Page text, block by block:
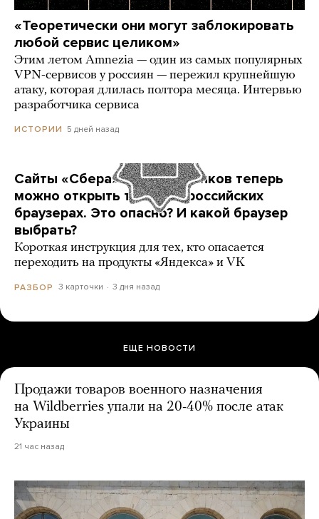
«Теоретически они могут заблокировать
любой сервис целиком»
Этим летом Amnezia — один из самых популярных
VPN-сервисов у россиян — пережил крупнейшую
атаку, которая длилась полтора месяца. Интервью
разработчика сервиса
ИСТОРИИ 5 дней назад
Сайты «Сбера» и других банков теперь
можно открыть только в российских
браузерах. Это опасно? И какой браузер
выбрать?
Короткая инструкция для тех, кто опасается
переходить на продукты «Яндекса» и VK
РАЗБОР 3 карточки 3 дня назад
ЕЩЕ НОВОСТИ
Продажи товаров военного назначения
на Wildberries упали на 20-40% после атак
Украины
21 час назад